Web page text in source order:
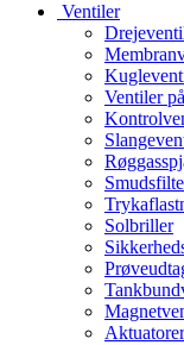
Ventiler
Ventiler
Solbriller
Aktuatorer